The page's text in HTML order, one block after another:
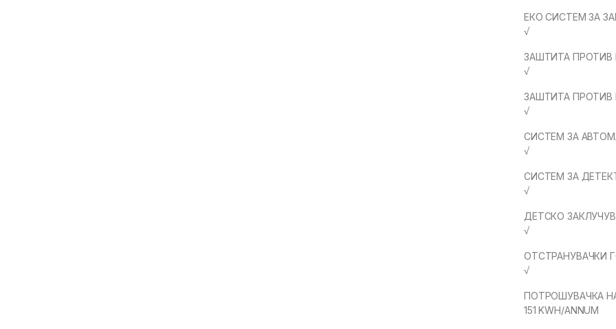
ЕКО СИСТЕМ ЗА
√
ЗАШТИТА
√
ЗАШТИТА ПРОТИВ
√
СИСТЕМ ЗА
√
СИСТЕМ ЗА
√
ДЕТСКО
√
ОТСТРАНУВАЧКИ
√
ПОТРОШУВАЧКА
151 KWH/ANNUM